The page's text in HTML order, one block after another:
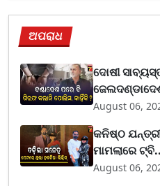
ଅପରାଧ
ଦୋଷୀ
August 06,
କନିଷ୍ଠ
ମାମଲାରେ
August 06,